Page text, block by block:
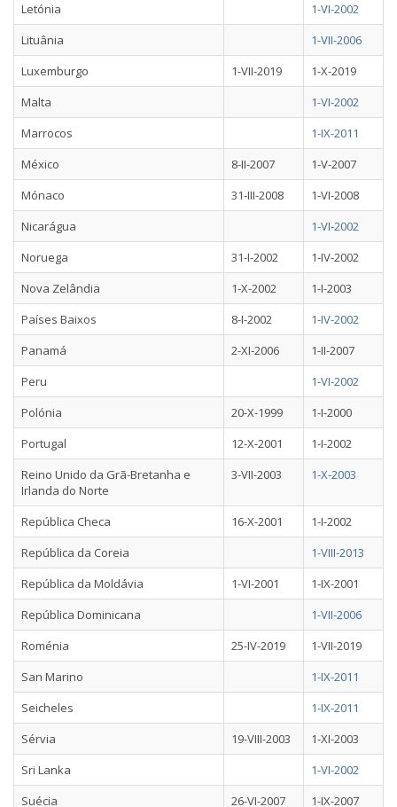
Letónia
1-VI-2002
Lituânia
1-VII-2006
Luxemburgo
1-VII-2019
1-X-2019
Malta
1-VI-2002
Marrocos
1-IX-2011
México
8-II-2007
1-V-2007
Mónaco
31-III-2008
1-VI-2008
Nicarágua
1-VI-2002
Noruega
31-I-2002
1-IV-2002
Nova Zelândia
1-X-2002
1-I-2003
Países Baixos
8-I-2002
1-IV-2002
Panamá
2-XI-2006
1-II-2007
Peru
1-VI-2002
Polónia
20-X-1999
1-I-2000
Portugal
12-X-2001
1-I-2002
Reino Unido da Grã-Bretanha e
Irlanda do Norte
3-VII-2003 1-X-2003
República Checa 16-X-2001
1-I-2002
República da Coreia
1-VIII-2013
República da Moldávia
1-VI-2001
1-IX-2001
República Dominicana
1-VII-2006
Roménia
25-IV-2019
1-VII-2019
San Marino
1-IX-2011
Seicheles
1-IX-2011
Sérvia
19-VIII-2003
1-XI-2003
Sri Lanka
1-VI-2002
Suécia
26-VI-2007 1-IX-2007